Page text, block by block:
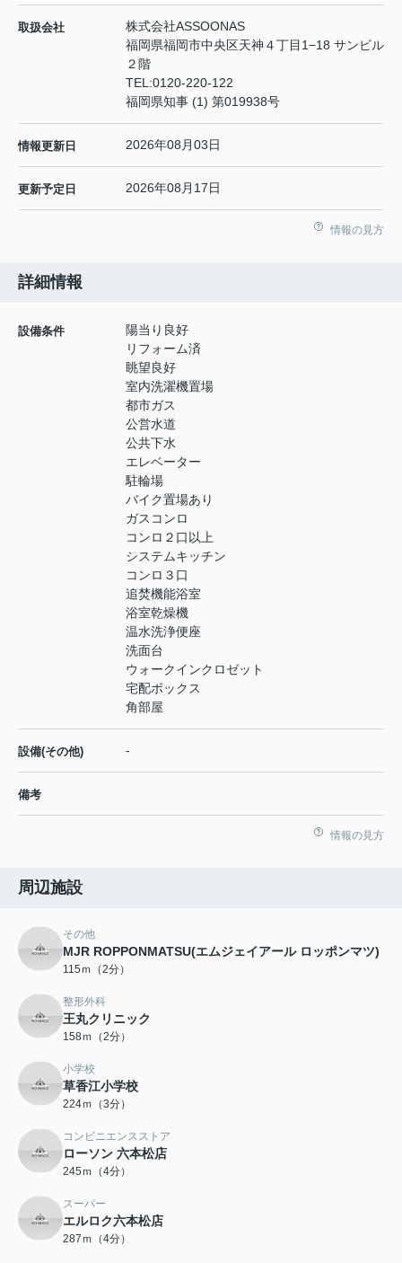
取扱会社
株式会社ASSOONAS
福岡県福岡市中央区天神４丁目1−18 サンビル
２階
TEL:0120-220-122
福岡県知事 (1) 第019938号
情報更新日 2026年08月03日
更新予定日 2026年08月17日
情報の見方
詳細情報
設備条件
陽当り良好
リフォーム済
眺望良好
室内洗濯機置場
都市ガス
公営水道
公共下水
エレベーター
駐輪場
バイク置場あり
ガスコンロ
コンロ２口以上
システムキッチン
コンロ３口
追焚機能浴室
浴室乾燥機
温水洗浄便座
洗面台
ウォークインクロゼット
宅配ボックス
角部屋
設備(その他) -
備考
情報の見方
周辺施設
その他
MJR ROPPONMATSU(エムジェイアール ロッポンマツ)
115ｍ（2分）
整形外科
王丸クリニック
158ｍ（2分）
小学校
草香江小学校
224ｍ（3分）
コンビニエンスストア
ローソン 六本松店
245ｍ（4分）
スーパー
エルロク六本松店
287ｍ（4分）